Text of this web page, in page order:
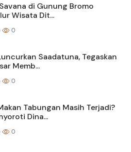
di Gunung Bromo
Wisata Dit...
0
Saadatuna, Tegaskan
Memb...
0
Tabungan Masih Terjadi?
Dina...
0